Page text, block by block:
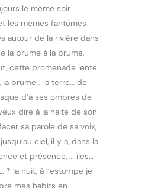
le même soir
les mêmes fantômes
autour de la rivière dans
la brume à la brume,
cette promenade lente
la brume… la terre… de
d’à ses ombres de
dire à la halte de son
sa parole de sa voix,
ciel, il y a, dans la
et présence, … îles…
* la nuit, à l’estompe je
mes habits en